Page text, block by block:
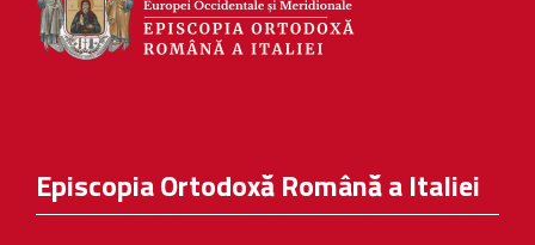
Episcopia Ortodoxă Română a Italiei